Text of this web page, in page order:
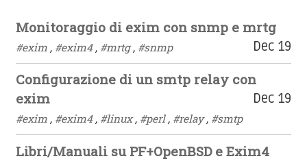
Monitoraggio di exim con snmp e mrtg
Dec 19
#exim , #exim4, #mrtg, #snmp
Configurazione di un smtp relay con
exim
Dec 19
#exim , #exim4, #linux, #perl, #relay, #smtp
Libri/Manuali su PF+OpenBSD e Exim4